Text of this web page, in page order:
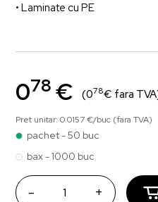
• Laminate cu PE
078 € (078€ fara
Pret unitar: 0.0157 €/buc (fara TVA)
pachet - 50 buc
bax - 1000 buc
- +